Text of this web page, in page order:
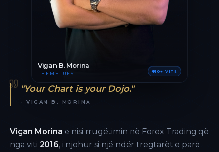
Vigan B. Morina
THEMELUES 10+ VITE
"Your Chart is your Dojo."
- VIGAN B. MORINA
Vigan Morina e nisi rrugëtimin në Forex Trading që
nga viti 2016, i njohur si një ndër tregtarët e parë